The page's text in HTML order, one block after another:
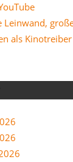
Leinwand,
als